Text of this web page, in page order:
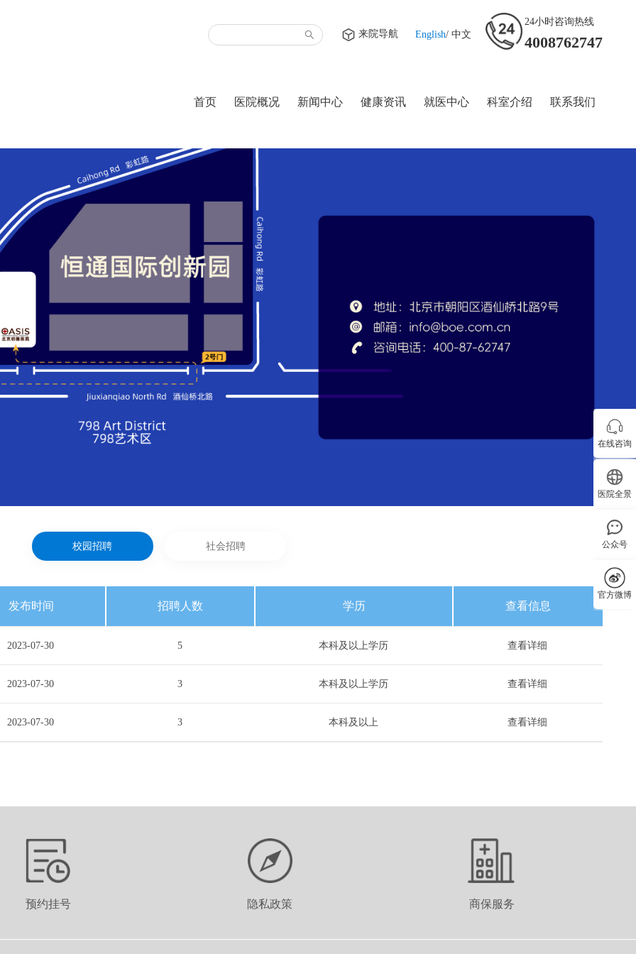
来院导航 English/ 中文
24小时咨询热线
4008762747
首页 医院概况 新闻中心 健康资讯 就医中心 科室介绍 联系我们
校园招聘 社会招聘
发布时间 招聘人数 学历 查看信息
2023-07-30 5 本科及以上学历 查看详细
2023-07-30 3 本科及以上学历 查看详细
2023-07-30 3 本科及以上 查看详细
预约挂号 隐私政策 商保服务
在线咨询
医院全景
公众号
官方微博